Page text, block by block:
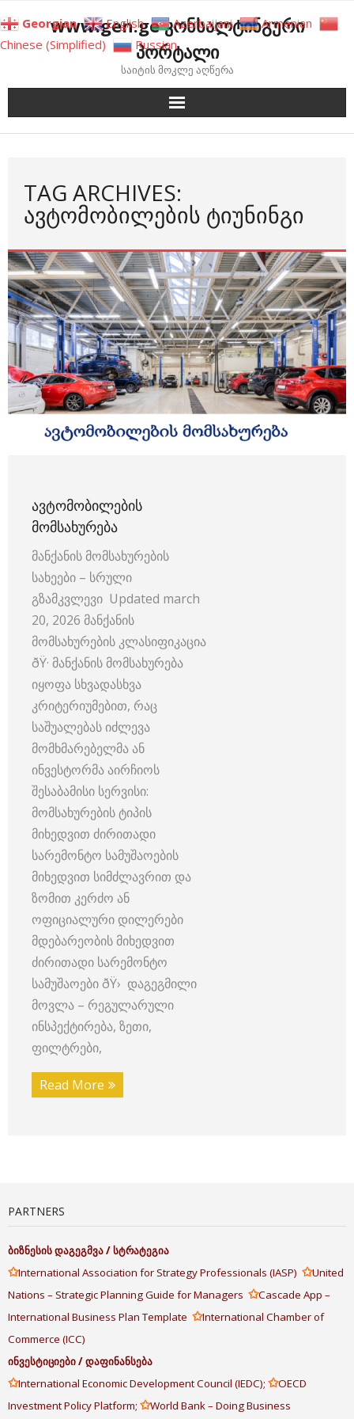
to
content
www.gen.ge კონსალტინგური
პორტალი
საიტის მოკლე აღწერა
TAG ARCHIVES:
ᲐᲕᲢᲝᲛᲝᲑᲘᲚᲔᲑᲘᲡ ᲢᲘᲣᲜᲘᲜᲒᲘ
ᲐᲕᲢᲝᲛᲝᲑᲘᲚᲔᲑᲘᲡ
ᲛᲝᲛᲡᲐᲮᲣᲠᲔᲑᲐ
მანქანის მომსახურების
სახეები – სრული
გზამკვლევი Updated march
20, 2026 მანქანის
მომსახურების კლასიფიკაცია
ðŸ·️ მანქანის მომსახურება
იყოფა სხვადასხვა
კრიტერიუმებით, რაც
საშუალებას იძლევა
მომხმარებელმა ან
ინვესტორმა აირჩიოს
შესაბამისი სერვისი:
მომსახურების ტიპის
მიხედვით ძირითადი
სარემონტო სამუშაოების
მიხედვით სიმძლავრით და
ზომით კერძო ან
ოფიციალური დილერები
მდებარეობის მიხედვით
ძირითადი სარემონტო
სამუშაოები ðŸ› ️ დაგეგმილი
მოვლა – რეგულარული
ინსპექტირება, ზეთი,
ფილტრები,
Read More
PARTNERS
ბიზნესისდაგეგმვა/სტრატეგია
✩International Association for Strategy Professionals (IASP) ✩United
Nations – Strategic Planning Guide for Managers ✩Cascade App –
International Business Plan Template ✩International Chamber of
Commerce (ICC)
ინვესტიციები/დაფინანსება
✩International Economic Development Council (IEDC); ✩OECD
Investment Policy Platform; ✩World Bank – Doing Business
Georgian English Azerbaijani
Armenian
Chinese (Simplified)
Russian